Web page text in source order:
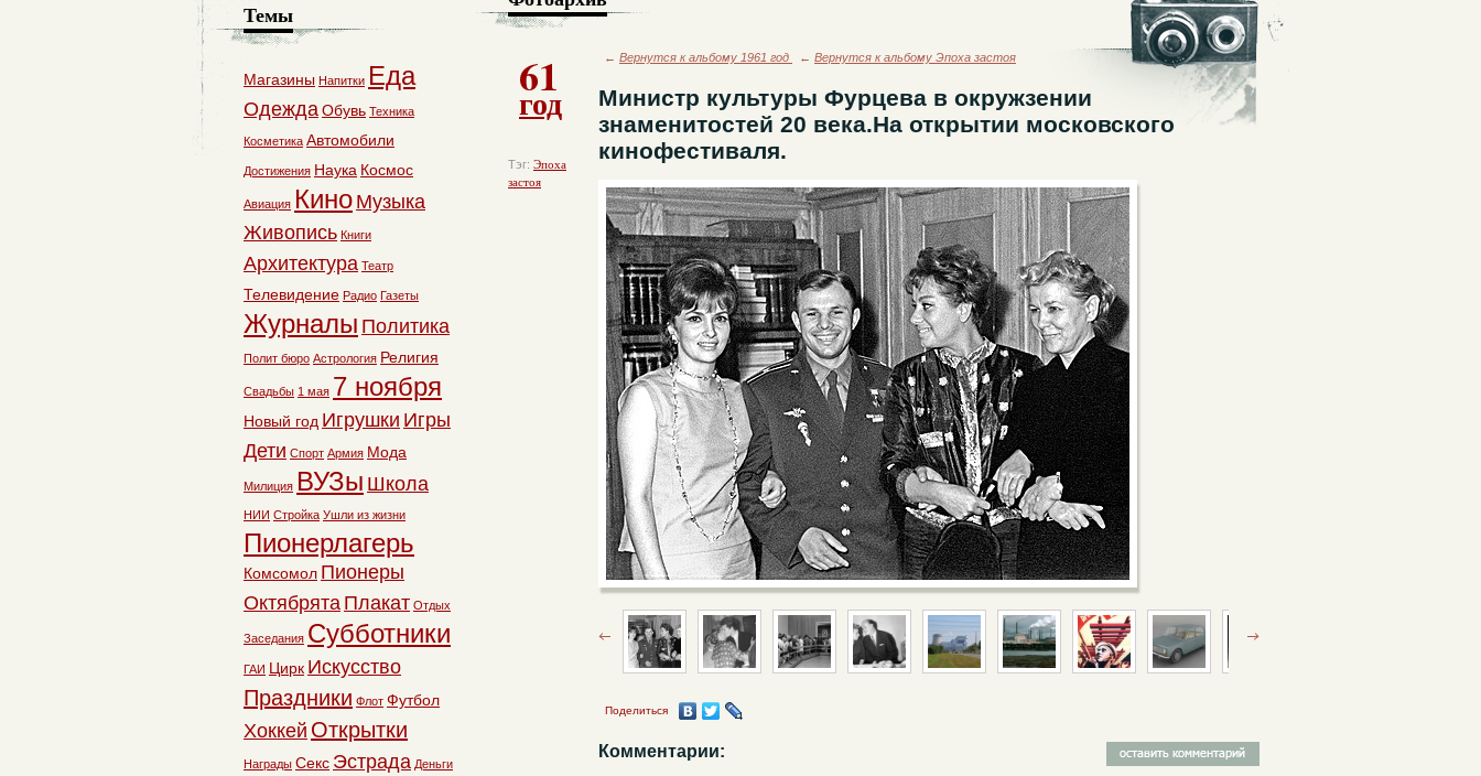
61
год
Тэг: Эпоха
застоя
← Вернутся к альбому 1961 год ← Вернутся к альбому Эпоха застоя
Министр культуры Фурцева в окружзении
знаменитостей 20 века.На открытии московского
кинофестиваля.
Поделиться
Комментарии:
Темы
Магазины Напитки Еда
ОдеждаОбувь Техника
Косметика Автомобили
Достижения Наука Космос
Авиация Кино Музыка
Живопись Книги
Архитектура Театр
Телевидение Радио Газеты
Журналы Политика
Полит бюро Астрология Религия
Свадьбы 1 мая 7 ноября
Новый год Игрушки Игры
Дети Спорт Армия Мода
Милиция ВУЗы Школа
НИИ Стройка Ушли из жизни
Пионерлагерь
Комсомол Пионеры
Октябрята Плакат Отдых
Заседания Субботники
ГАИ Цирк Искусство
Праздники Флот Футбол
Хоккей Открытки
Награды Секс Эстрада Деньги